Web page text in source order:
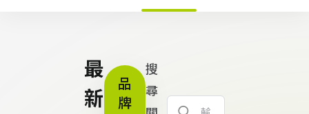
最
新
品
牌
搜
尋